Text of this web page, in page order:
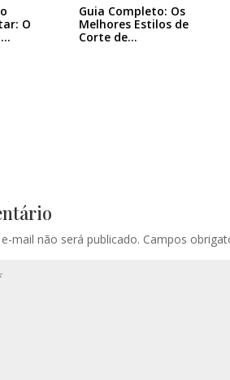
O
Guia Completo: Os
Melhores Estilos de
Corte de…
mail não será publicado. Campos